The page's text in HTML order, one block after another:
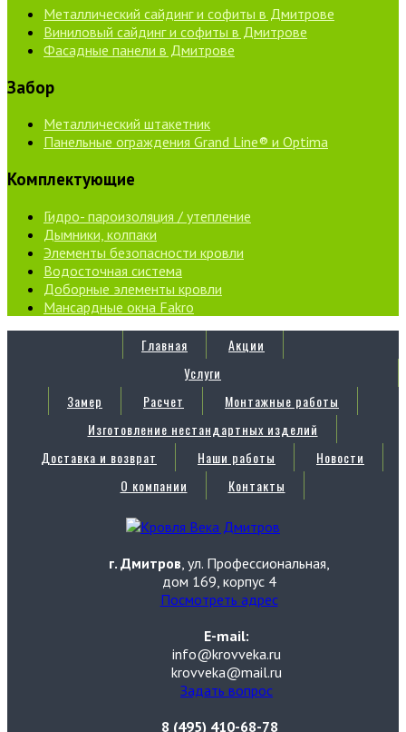
Металлический сайдинг и софиты в Дмитрове
Виниловый сайдинг и софиты в Дмитрове
Фасадные панели в Дмитрове
Забор
Металлический штакетник
Панельные ограждения Grand Line® и Optima
Комплектующие
Гидро- пароизоляция / утепление
Дымники, колпаки
Элементы безопасности кровли
Водосточная система
Доборные элементы кровли
Мансардные окна Fakro
Главная
Акции
Услуги
Замер
Расчет
Монтажные работы
Изготовление нестандартных изделий
Доставка и возврат
Наши работы
Новости
О компании
Контакты
г. Дмитров , ул. Профессиональная,
дом 169, корпус 4
Посмотреть адрес
E-mail:
info@krovveka.ru
krovveka@mail.ru
Задать вопрос
8 (495) 410-68-78